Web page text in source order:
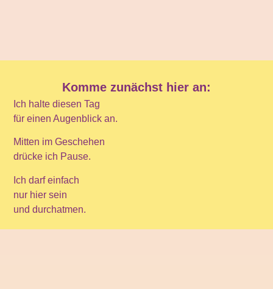
Komme zunächst hier an:
Ich halte diesen Tag
für einen Augenblick an.
Mitten im Geschehen
drücke ich Pause.
Ich darf einfach
nur hier sein
und durchatmen.